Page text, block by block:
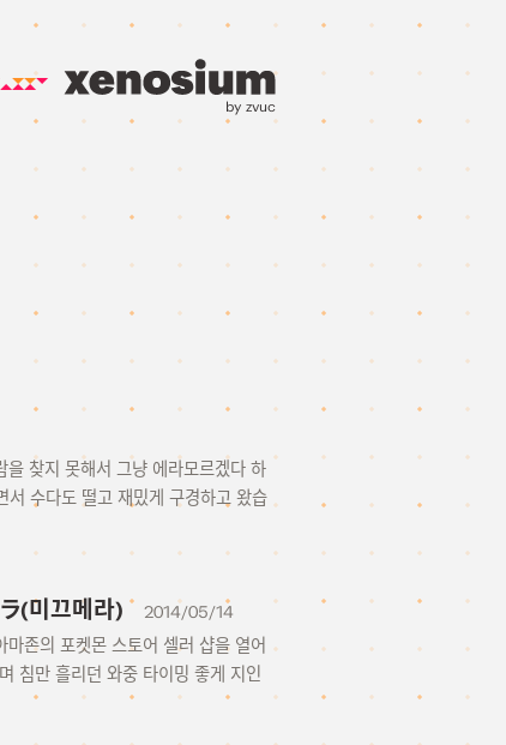
by zvuc
찾지 못해서 그냥 에라모르겠다 하
서 수다도 떨고 재밌게 구경하고 왔습
(미끄메라)
2014/05/14
존의 포켓몬 스토어 셀러 샵을 열어
침만 흘리던 와중 타이밍 좋게 지인